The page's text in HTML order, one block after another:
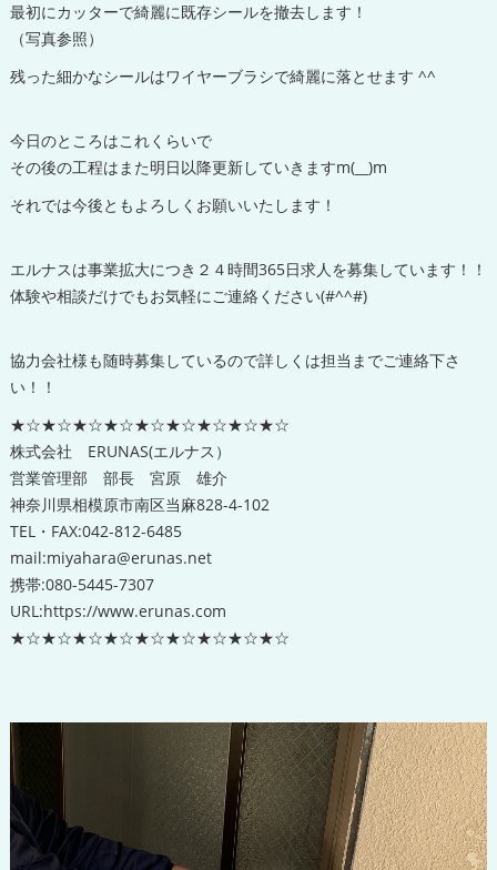
最初にカッターで綺麗に既存シールを撤去します！
（写真参照）
残った細かなシールはワイヤーブラシで綺麗に落とせます ^^
今日のところはこれくらいで
その後の工程はまた明日以降更新していきますm(__)m
それでは今後ともよろしくお願いいたします！
エルナスは事業拡大につき２４時間365日求人を募集しています！！
体験や相談だけでもお気軽にご連絡ください(#^^#)
協力会社様も随時募集しているので詳しくは担当までご連絡下さ
い！！
★☆★☆★☆★☆★☆★☆★☆★☆★☆
株式会社 ERUNAS(エルナス）
営業管理部 部長 宮原 雄介
神奈川県相模原市南区当麻828-4-102
TEL・FAX:042-812-6485
mail:miyahara@erunas.net
携帯:080-5445-7307
URL:https://www.erunas.com
★☆★☆★☆★☆★☆★☆★☆★☆★☆